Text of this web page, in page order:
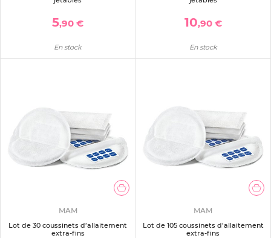
5,90 €
En stock
10,90 €
En stock
MAM
Lot de 30 coussinets d’allaitement
extra-fins
MAM
Lot de 105 coussinets d’allaitement
extra-fins